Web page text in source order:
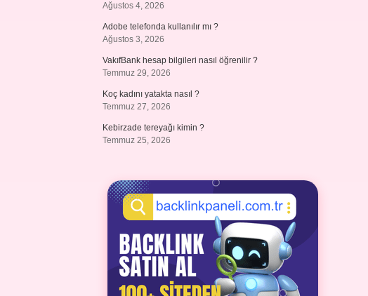
Ağustos 4, 2026
Adobe telefonda kullanılır mı ?
Ağustos 3, 2026
VakıfBank hesap bilgileri nasıl öğrenilir ?
Temmuz 29, 2026
Koç kadını yatakta nasıl ?
Temmuz 27, 2026
Kebirzade tereyağı kimin ?
Temmuz 25, 2026